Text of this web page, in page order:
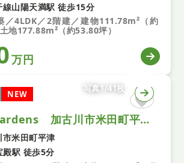
線山陽天満駅 徒歩15分
／4LDK／2階建／建物111.78m²（約
地177.88m²（約53.80坪）
万円
NEW
写真1/41枚
Frontier Gardens 加古川市米田町平津 新築一戸て 全１区画
米田町平津
殿駅 徒歩5分